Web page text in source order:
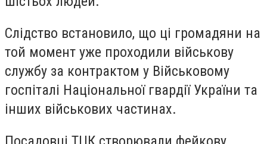
Слідство встановило, що ці громадяни на
той момент уже проходили військову
службу за контрактом у Військовому
госпіталі Національної гвардії України та
інших військових частинах.